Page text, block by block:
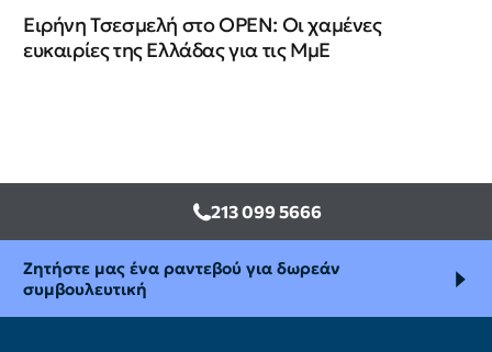
Ειρήνη Τσεσμελή στο OPEN: Οι χαμένες
ευκαιρίες της Ελλάδας για τις ΜμΕ
213 099 5666
Ζητήστε μας ένα ραντεβού για δωρεάν
συμβουλευτική